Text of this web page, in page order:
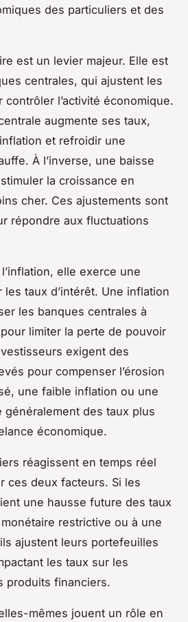
des particuliers et des
est un levier majeur. Elle est
centrales, qui ajustent les
l’activité économique.
augmente ses taux,
et refroidir une
À l’inverse, une baisse
la croissance en
cher. Ces ajustements sont
répondre aux fluctuations
elle exerce une
taux d’intérêt. Une inflation
les banques centrales à
limiter la perte de pouvoir
exigent des
pour compenser l’érosion
une faible inflation ou une
des taux plus
économique.
réagissent en temps réel
ces deux facteurs. Si les
une hausse future des taux
restrictive ou à une
ajustent leurs portefeuilles
les taux sur les
produits financiers.
mêmes jouent un rôle en